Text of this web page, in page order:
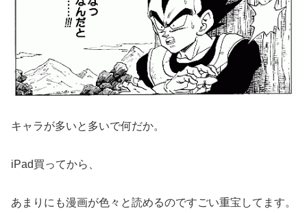
キャラが多いと多いで何だか。
iPad買ってから、
あまりにも漫画が色々と読めるのですごい重宝してます。